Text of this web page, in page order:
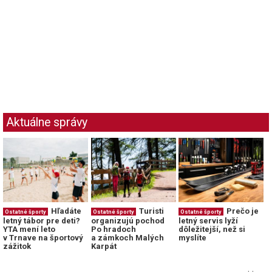
Aktuálne správy
Ostatné športy
Hľadáte
letný tábor pre deti?
YTA mení leto
v Trnave na športový
zážitok
Ostatné športy
Turisti
organizujú pochod
Po hradoch
a zámkoch Malých
Karpát
Ostatné športy
Prečo je
letný servis lyží
dôležitejší, než si
myslíte